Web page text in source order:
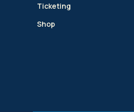
Ticketing
Shop